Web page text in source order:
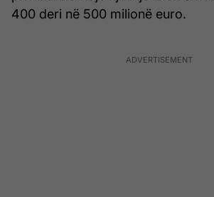
400 deri në 500 milionë euro.